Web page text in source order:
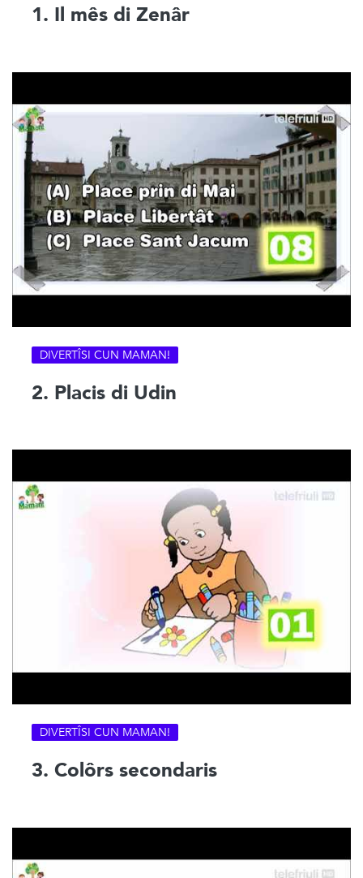
1. Il mês di Zenâr
DIVERTÎSI CUN MAMAN!
2. Placis di Udin
DIVERTÎSI CUN MAMAN!
3. Colôrs secondaris